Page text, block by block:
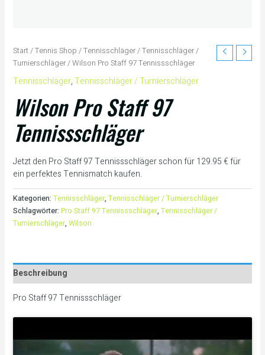
Start/Tennis Shop /Tennisschläger/Tennisschläger /
Turnierschläger/ Wilson Pro Staff 97 Tennissschläger
Tennisschläger,Tennisschläger / Turnierschläger
Wilson Pro Staff 97
Tennissschläger
Jetzt den Pro Staff 97 Tennissschläger schon für 129.95 € für
ein perfektes Tennismatch kaufen.
Kategorien: Tennisschläger, Tennisschläger / Turnierschläger
Schlagwörter: Pro Staff 97 Tennissschläger, Tennisschläger /
Turnierschläger, Wilson
Beschreibung
Pro Staff 97 Tennissschläger